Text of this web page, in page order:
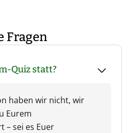
Fragen
Quiz statt?
haben wir nicht, wir
Eurem
– sei es Euer